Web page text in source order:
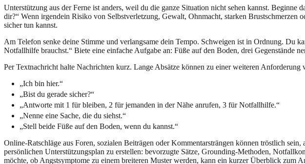
Unterstützung aus der Ferne ist anders, weil du die ganze Situation nicht sehen kannst.
dir?“ Wenn irgendein Risiko von Selbstverletzung, Gewalt, Ohnmacht, starken
sicher tun kannst.
Am Telefon senke deine Stimme und verlangsame dein Tempo. Schweigen ist in Ordnung. Du
Notfallhilfe brauchst.“ Biete eine einfache Aufgabe an: Füße auf den Boden, drei Gegenstände
Per Textnachricht halte Nachrichten kurz. Lange Absätze können zu einer weiteren Anforderung
„Ich bin hier.“
„Bist du gerade sicher?“
„Antworte mit 1 für bleiben, 2 für jemanden in der Nähe anrufen, 3 für Notfallhilfe.“
„Nenne eine Sache, die du siehst.“
„Stell beide Füße auf den Boden, wenn du kannst.“
Online-Ratschläge aus Foren, sozialen Beiträgen oder Kommentarsträngen können tröstlich
persönlichen Unterstützungsplan zu erstellen: bevorzugte Sätze, Grounding-Methoden,
möchte, ob Angstsymptome zu einem breiteren Muster werden, kann ein kurzer Überblick zum